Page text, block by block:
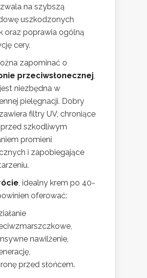
na szybszą
uszkodzonych
oraz poprawia ogólną
cery.
zapominać o
przeciwsłonecznej,
niezbędna w
pielęgnacji. Dobry
filtry UV, chroniące
szkodliwym
promieni
i zapobiegające
, idealny krem po 40-
oferować:
nawilżenie,
przed słońcem.